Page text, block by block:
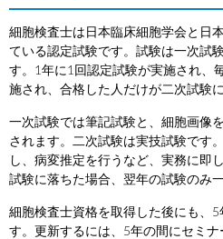
細胞検査士は日本臨床細胞学会と日
ている認定試験です。試験は一次試
す。1年に1回認定試験が実施され、
施され、合格した人だけが二次試験
一次試験では筆記試験と、細胞画像
されます。二次試験は実技試験です
し、病変推定を行うなど、実務に即
試験に落ちた場合、翌年の試験のみ
細胞検査士資格を取得した後にも、
す。更新するには、5年の間にセミ